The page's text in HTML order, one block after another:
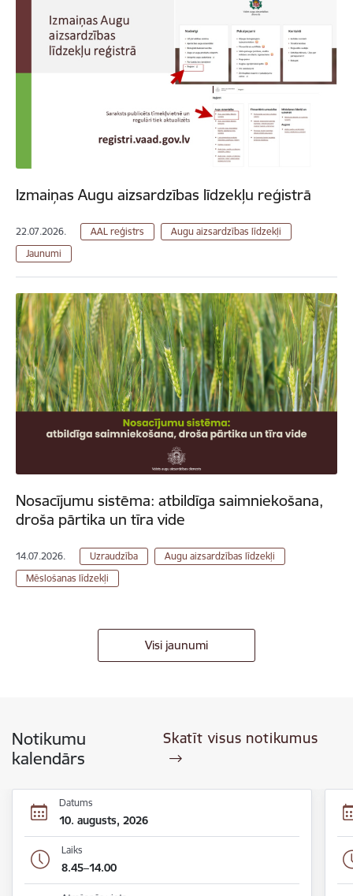
Izmaiņas Augu aizsardzības līdzekļu reģistrā
22.07.2026. AAL reģistrs
Augu aizsardzības līdzekļi
Jaunumi
Nosacījumu sistēma: atbildīga saimniekošana,
droša pārtika un tīra vide
14.07.2026. Uzraudzība
Augu aizsardzības līdzekļi
Mēslošanas līdzekļi
Visi jaunumi
Notikumu
kalendārs
Skatīt visus notikumus
Datums
10. augusts, 2026
Laiks
8.45–14.00